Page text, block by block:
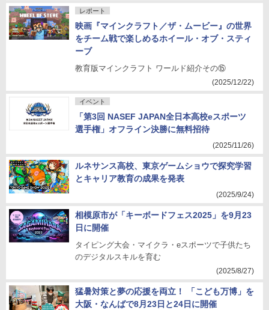
レポート
映画『マインクラフト／ザ・ムービー』の世界
をチーム戦で楽しめるホイール・オブ・スティ
ーブ
教育版マインクラフト ワールド紹介その⑮
(2025/12/22)
イベント
「第3回 NASEF JAPAN全日本高校eスポーツ
選手権」オフライン決勝に無料招待
(2025/11/26)
ルネサンス高校、東京ゲームショウで探究学習
とキャリア教育の成果を発表
(2025/9/24)
相模原市が「キーボードフェス2025」を9月23
日に開催
タイピング大会・マイクラ・eスポーツで子供たち
のデジタルスキルを育む
(2025/8/27)
猛暑対策と夢の応援を両立！ 「こども万博」を
大阪・なんばで8月23日と24日に開催